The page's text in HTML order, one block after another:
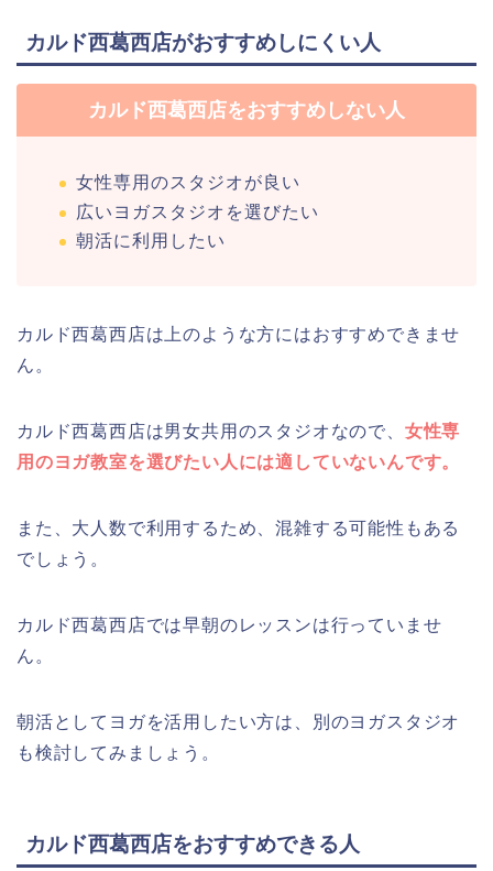
カルド西葛西店がおすすめしにくい人
カルド西葛西店をおすすめしない人
女性専用のスタジオが良い
広いヨガスタジオを選びたい
朝活に利用したい
カルド西葛西店は上のような方にはおすすめできませ
ん。
カルド西葛西店は男女共用のスタジオなので、 女性専
用のヨガ教室を選びたい人には適していないんです。
また、大人数で利用するため、混雑する可能性もある
でしょう。
カルド西葛西店では早朝のレッスンは行っていませ
ん。
朝活としてヨガを活用したい方は、別のヨガスタジオ
も検討してみましょう。
カルド西葛西店をおすすめできる人